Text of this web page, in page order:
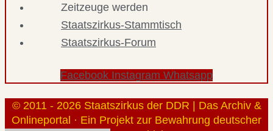
Zeitzeuge werden
Staatszirkus-Stammtisch
Staatszirkus-Forum
Facebook Instagram Whatsapp
© 2011 - 2026 Staatszirkus der DDR | Das Archiv &
Onlineportal · Ein Projekt zur Bewahrung deutscher